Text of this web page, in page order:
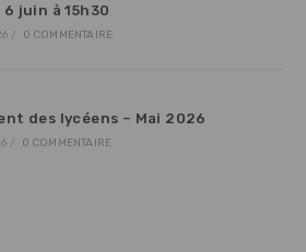
6 juin à 15h30
/ 0 COMMENTAIRE
des lycéens – Mai 2026
/ 0 COMMENTAIRE